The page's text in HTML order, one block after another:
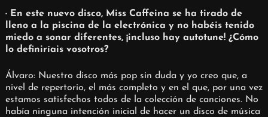
· En este nuevo disco, Miss Caffeina se ha tirado de
lleno a la piscina de la electrónica y no habéis tenido
miedo a sonar diferentes, ¡incluso hay autotune! ¿Cómo
lo definiríais vosotros?
Álvaro: Nuestro disco más pop sin duda y yo creo que, a
nivel de repertorio, el más completo y en el que, por una vez
estamos satisfechos todos de la colección de canciones. No
había ninguna intención inicial de hacer un disco de música